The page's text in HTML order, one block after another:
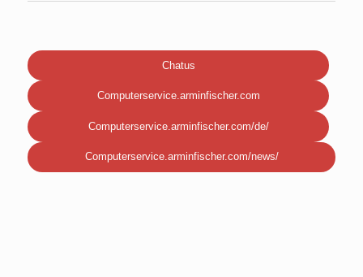
Chatus
Computerservice.arminfischer.com
Computerservice.arminfischer.com/de/
Computerservice.arminfischer.com/news/